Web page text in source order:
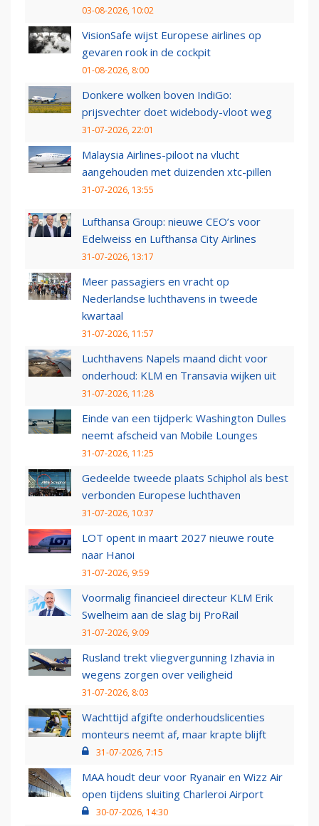
03-08-2026, 10:02
VisionSafe wijst Europese airlines op
gevaren rook in de cockpit
01-08-2026, 8:00
Donkere wolken boven IndiGo:
prijsvechter doet widebody-vloot weg
31-07-2026, 22:01
Malaysia Airlines-piloot na vlucht
aangehouden met duizenden xtc-pillen
31-07-2026, 13:55
Lufthansa Group: nieuwe CEO’s voor
Edelweiss en Lufthansa City Airlines
31-07-2026, 13:17
Meer passagiers en vracht op
Nederlandse luchthavens in tweede
kwartaal
31-07-2026, 11:57
Luchthavens Napels maand dicht voor
onderhoud: KLM en Transavia wijken uit
31-07-2026, 11:28
Einde van een tijdperk: Washington Dulles
neemt afscheid van Mobile Lounges
31-07-2026, 11:25
Gedeelde tweede plaats Schiphol als best
verbonden Europese luchthaven
31-07-2026, 10:37
LOT opent in maart 2027 nieuwe route
naar Hanoi
31-07-2026, 9:59
Voormalig financieel directeur KLM Erik
Swelheim aan de slag bij ProRail
31-07-2026, 9:09
Rusland trekt vliegvergunning Izhavia in
wegens zorgen over veiligheid
31-07-2026, 8:03
Wachttijd afgifte onderhoudslicenties
monteurs neemt af, maar krapte blijft
31-07-2026, 7:15
MAA houdt deur voor Ryanair en Wizz Air
open tijdens sluiting Charleroi Airport
30-07-2026, 14:30